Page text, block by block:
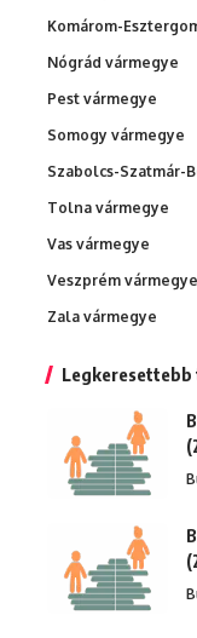
Komárom-
Nógrád vármegye
Pest vármegye
Somogy vármegye
Szabolcs-Szatmár-
Tolna vármegye
Vas vármegye
Veszprém vármegye
Zala vármegye